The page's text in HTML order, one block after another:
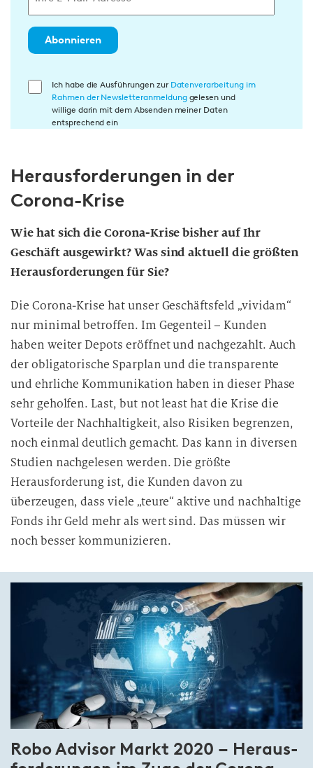
Abonnieren
E
l
i
n
g
n
d
i
e
D
a
t
e
v
e
r
a
r
e
Ich habe die Ausführungen zur Datenverarbeitung im
Rahmen der Newsletteranmeldunggelesen und
willige darin mit dem Absenden meiner Daten
entsprechend ein
Herausforderungen in der
Corona-Krise
Wie hat sich die Corona-Krise bisher auf Ihr
Geschäft ausgewirkt? Was sind aktuell die größten
Herausforderungen für Sie?
Die Corona-Krise hat unser Geschäftsfeld „vividam“
nur minimal betroffen. Im Gegenteil – Kunden
haben weiter Depots eröffnet und nachgezahlt. Auch
der obligatorische Sparplan und die transparente
und ehrliche Kommunikation haben in dieser Phase
sehr geholfen. Last, but not least hat die Krise die
Vorteile der Nachhaltigkeit, also Risiken begrenzen,
noch einmal deutlich gemacht. Das kann in diversen
Studien nachgelesen werden. Die größte
Herausforderung ist, die Kunden davon zu
überzeugen, dass viele „teure“ aktive und nachhaltige
Fonds ihr Geld mehr als wert sind. Das müssen wir
noch besser kommunizieren.
Robo Advisor Markt 2020 – Heraus­